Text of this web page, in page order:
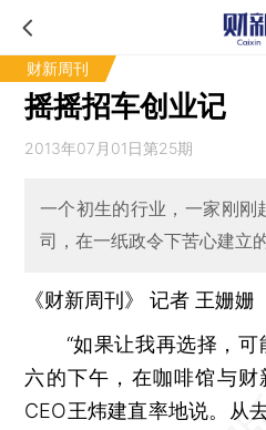
财新周刊
摇摇招车创业记
2013年07月01日第25期
一个初生的行业，一家刚刚
司，在一纸政令下苦心建立
《财新周刊》 记者 王姗姗
“如果让我再选择，可
六的下午，在咖啡馆与
CEO王炜建直率地说。从